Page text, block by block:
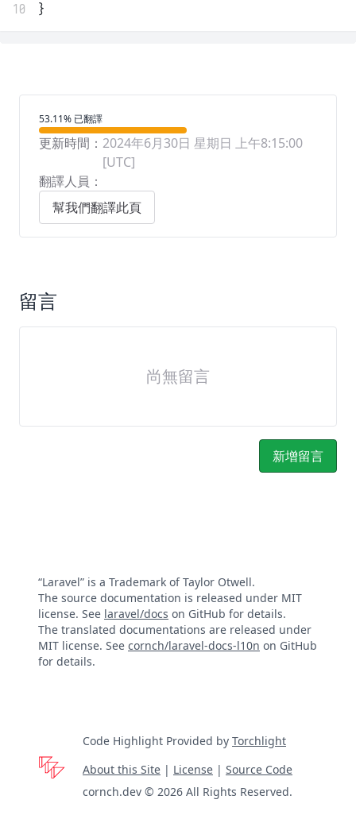
10
}
翻譯進度
53.11% 已翻譯
更新時間： 2024年6月30日 星期日 上午8:15:00
[UTC]
翻譯人員：
幫我們翻譯此頁
留言
尚無留言
新增留言
“Laravel” is a Trademark of Taylor Otwell.
The source documentation is released under MIT
license. See laravel/docs on GitHub for details.
The translated documentations are released under
MIT license. See cornch/laravel-docs-l10n on GitHub
for details.
Code Highlight Provided by Torchlight
About this Site | License | Source Code
cornch.dev © 2026 All Rights Reserved.